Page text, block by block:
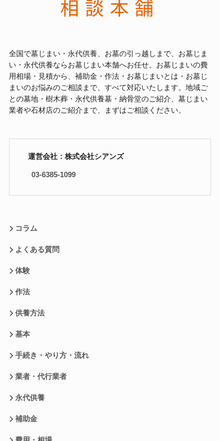
全国で墓じまい・永代供養、お墓の引っ越しまで、お墓じま
い・永代供養ならお墓じまい本舗へお任せ。お墓じまいの費
用相場・見積から、補助金・作法・お墓じまいとは・お墓じ
まいのお悩みのご相談まで、すべて対応いたします。地域ご
との墓地・樹木葬・永代供養墓・納骨堂のご紹介、墓じまい
業者や石材店のご紹介まで、まずはご相談ください。
運営会社：株式会社シアンズ
03-6385-1099
コラム
よくある質問
体験
作法
供養方法
基本
手続き・やり方・流れ
業者・代行業者
永代供養
補助金